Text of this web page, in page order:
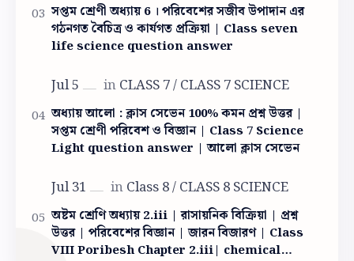
সপ্তম শ্রেণী অধ্যায় 6 । পরিবেশের সজীব উপাদান এর
গঠনগত বৈচিত্র ও কার্যগত প্রক্রিয়া | Class seven
life science question answer
অধ্যায় আলো : ক্লাস সেভেন 100% কমন প্রশ্ন উত্তর |
সপ্তম শ্রেণী পরিবেশ ও বিজ্ঞান | Class 7 Science
Light question answer | আলো ক্লাস সেভেন
অষ্টম শ্রেণি অধ্যায় 2.iii | রাসায়নিক বিক্রিয়া | প্রশ্ন
উত্তর | পরিবেশের বিজ্ঞান | জারন বিজারণ | Class
VIII Poribesh Chapter 2.iii| chemical